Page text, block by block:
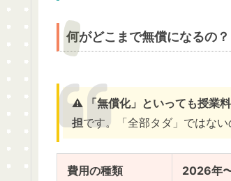
何がどこまで無償になるの？
⚠️ 「無償化」といっても授業料
担です。「全部タダ」ではない
費用の種類 2026年